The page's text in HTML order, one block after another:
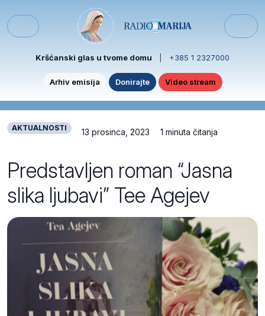
Menu
Kršćanski glas u tvome domu +385 1 2327000
Arhiv emisija Donirajte Video stream
AKTUALNOSTI 13 prosinca, 2023 1 minuta čitanja
Predstavljen roman “Jasna
slika ljubavi” Tee Agejev